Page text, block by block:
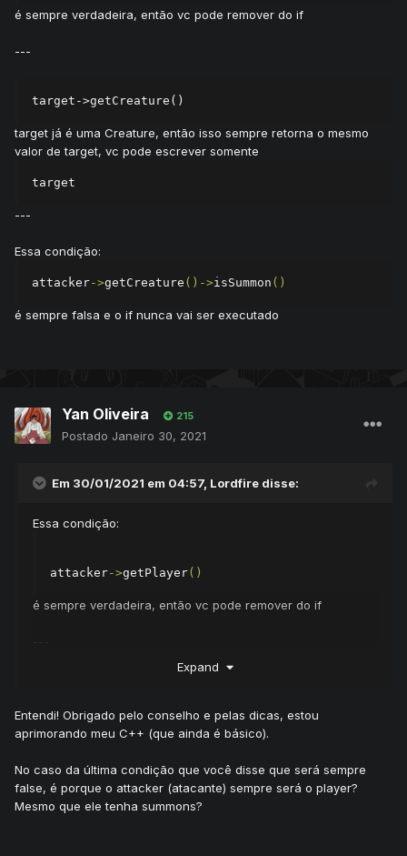
é sempre verdadeira, então vc pode remover do if
---
target->getCreature()
target já é uma Creature, então isso sempre retorna o mesmo
valor de target, vc pode escrever somente
target
---
Essa condição:
attacker->getCreature ()->isSummon ()
é sempre falsa e o if nunca vai ser executado
Yan Oliveira 215
Postado Janeiro 30, 2021
Em 30/01/2021 em 04:57, Lordfire disse:
Essa condição:
attacker->getPlayer()
é sempre verdadeira, então vc pode remover do if
target->getCreature()
target já é uma Creature, então isso sempre retorna o
target
Expand
Entendi! Obrigado pelo conselho e pelas dicas, estou
aprimorando meu C++ (que ainda é básico).
No caso da última condição que você disse que será sempre
false, é porque o attacker (atacante) sempre será o player?
Mesmo que ele tenha summons?